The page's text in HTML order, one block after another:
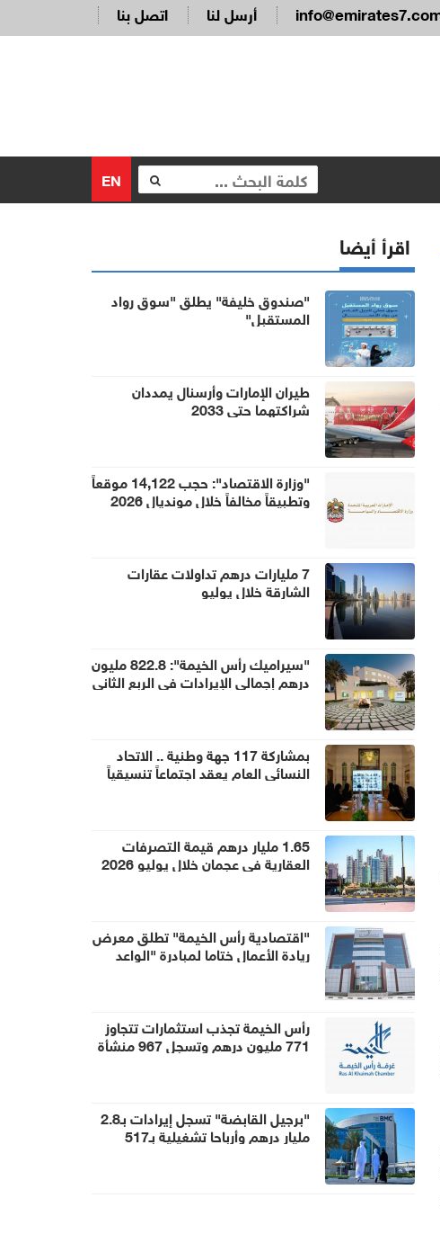
اتصل بنا أرسل لنا
EN
اقرأ أيضا
"صندوق خليفة" يطلق "سوق رواد
المستقبل"
طيران الإمارات وأرسنال يمددان
شراكتهما حتى 2033
"وزارة الاقتصاد": حجب 14,122 موقعاً
وتطبيقاً مخالفاً خلال مونديال 2026
7 مليارات درهم تداولات عقارات
الشارقة خلال يوليو
"سيراميك رأس الخيمة": 822.8 مليون
درهم إجمالي الإيرادات في الربع الثاني
بمشاركة 117 جهة وطنية .. الاتحاد
النسائي العام يعقد اجتماعاً تنسيقياً
1.65 مليار درهم قيمة التصرفات
العقارية في عجمان خلال يوليو 2026
"اقتصادية رأس الخيمة" تطلق معرض
ريادة الأعمال ختاما لمبادرة "الواعد
رأس الخيمة تجذب استثمارات تتجاوز
771 مليون درهم وتسجل 967 منشأة
"برجيل القابضة" تسجل إيرادات بـ2.8
مليار درهم وأرباحا تشغيلية بـ517